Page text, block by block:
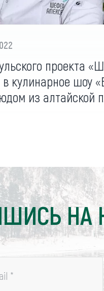
проекта
кулинарное шоу
из алтайской
НА
*